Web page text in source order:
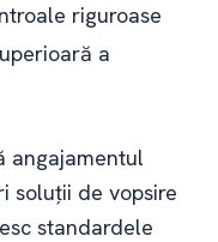
riguroase
a
angajamentul
soluții de vopsire
standardele